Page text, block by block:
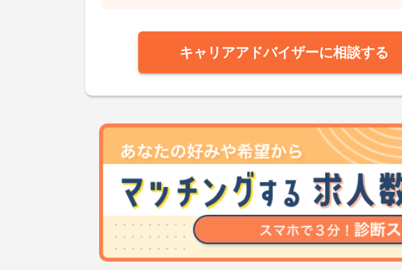
キャリアアドバイザーに相談する